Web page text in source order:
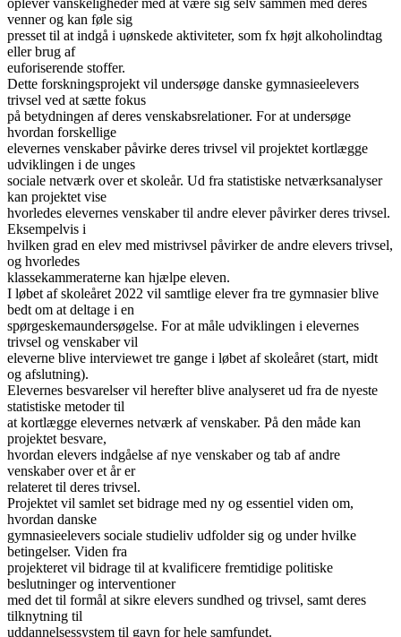
venner og kan føle sig
presset til at indgå i uønskede aktiviteter, som fx højt alkoholindtag
eller brug af
euforiserende stoffer.
Dette forskningsprojekt vil undersøge danske gymnasieelevers
trivsel ved at sætte fokus
på betydningen af deres venskabsrelationer. For at undersøge
hvordan forskellige
elevernes venskaber påvirke deres trivsel vil projektet kortlægge
udviklingen i de unges
sociale netværk over et skoleår. Ud fra statistiske netværksanalyser
kan projektet vise
hvorledes elevernes venskaber til andre elever påvirker deres trivsel.
Eksempelvis i
hvilken grad en elev med mistrivsel påvirker de andre elevers trivsel,
og hvorledes
klassekammeraterne kan hjælpe eleven.
I løbet af skoleåret 2022 vil samtlige elever fra tre gymnasier blive
bedt om at deltage i en
spørgeskemaundersøgelse. For at måle udviklingen i elevernes
trivsel og venskaber vil
eleverne blive interviewet tre gange i løbet af skoleåret (start, midt
og afslutning).
Elevernes besvarelser vil herefter blive analyseret ud fra de nyeste
statistiske metoder til
at kortlægge elevernes netværk af venskaber. På den måde kan
projektet besvare,
hvordan elevers indgåelse af nye venskaber og tab af andre
venskaber over et år er
relateret til deres trivsel.
Projektet vil samlet set bidrage med ny og essentiel viden om,
hvordan danske
gymnasieelevers sociale studieliv udfolder sig og under hvilke
betingelser. Viden fra
projekteret vil bidrage til at kvalificere fremtidige politiske
beslutninger og interventioner
med det til formål at sikre elevers sundhed og trivsel, samt deres
tilknytning til
uddannelsessystem til gavn for hele samfundet.